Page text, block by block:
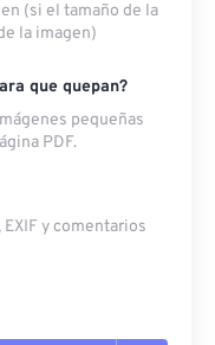
(si el tamaño de la
la imagen)
que quepan?
pequeñas
PDF.
​​y comentarios